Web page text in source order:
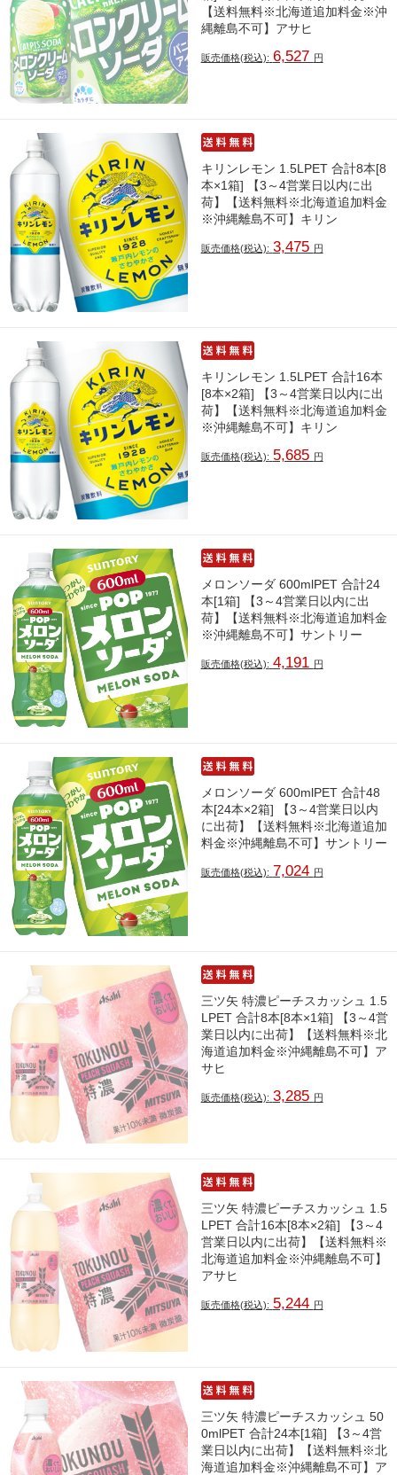
【送料無料※北海道追加料金※沖
縄離島不可】アサヒ
販売価格(税込): 6,527 円
キリンレモン 1.5LPET 合計8本[8
本×1箱] 【3～4営業日以内に出
荷】【送料無料※北海道追加料金
※沖縄離島不可】キリン
販売価格(税込): 3,475 円
キリンレモン 1.5LPET 合計16本
[8本×2箱] 【3～4営業日以内に出
荷】【送料無料※北海道追加料金
※沖縄離島不可】キリン
販売価格(税込): 5,685 円
メロンソーダ 600mlPET 合計24
本[1箱] 【3～4営業日以内に出
荷】【送料無料※北海道追加料金
※沖縄離島不可】サントリー
販売価格(税込): 4,191 円
メロンソーダ 600mlPET 合計48
本[24本×2箱] 【3～4営業日以内
に出荷】【送料無料※北海道追加
料金※沖縄離島不可】サントリー
販売価格(税込): 7,024 円
三ツ矢 特濃ピーチスカッシュ 1.5
LPET 合計8本[8本×1箱] 【3～4営
業日以内に出荷】【送料無料※北
海道追加料金※沖縄離島不可】ア
サヒ
販売価格(税込): 3,285 円
三ツ矢 特濃ピーチスカッシュ 1.5
LPET 合計16本[8本×2箱] 【3～4
営業日以内に出荷】【送料無料※
北海道追加料金※沖縄離島不可】
アサヒ
販売価格(税込): 5,244 円
三ツ矢 特濃ピーチスカッシュ 50
0mlPET 合計24本[1箱] 【3～4営
業日以内に出荷】【送料無料※北
海道追加料金※沖縄離島不可】ア